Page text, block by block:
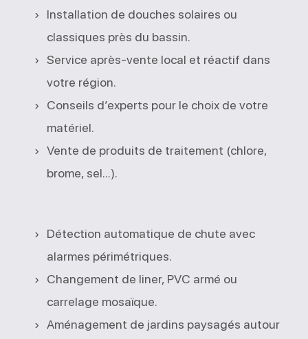
Installation de douches solaires ou
classiques près du bassin.
Service après-vente local et réactif dans
votre région.
Conseils d’experts pour le choix de votre
matériel.
Vente de produits de traitement (chlore,
brome, sel...).
Détection automatique de chute avec
alarmes périmétriques.
Changement de liner, PVC armé ou
carrelage mosaïque.
Aménagement de jardins paysagés autour